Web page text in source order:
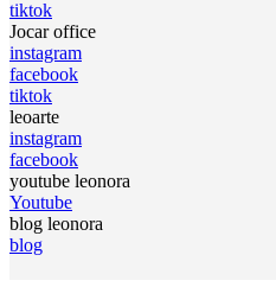
tiktok
Jocar office
instagram
facebook
tiktok
leoarte
instagram
facebook
youtube leonora
Youtube
blog leonora
blog